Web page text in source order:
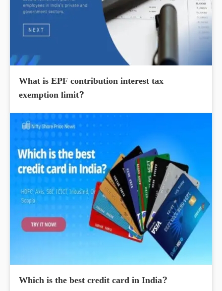
What is EPF contribution interest tax
exemption limit?
Which is the best credit card in India?